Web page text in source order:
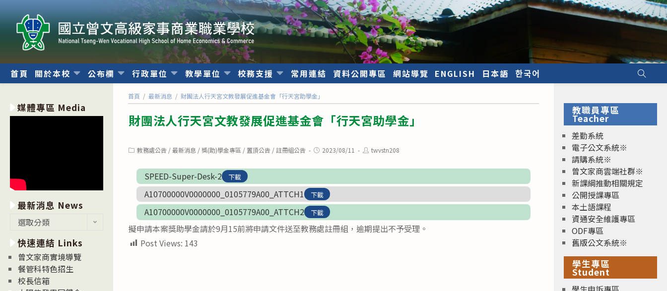
轉
內
首頁 關於本校 公布欄 行政單位 教學單位 校務支援 常用連結 資料公開專區 網站導覽 ENGLISH 日本語 한국어
首頁 / 最新消息 / 財團法人行天宮文教發展促進基金會「行天宮助學金」
財團法人行天宮文教發展促進基金會「行天宮助學金」
Post教務處公告 / 最新消息 / 獎(助)學金專區 / 置頂公告 / 註冊組公告
Post2023/08/11
Posttwvstn208
SPEED-Super-Desk-2 下載
A10700000V0000000_0105779A00_ATTCH1 下載
A10700000V0000000_0105779A00_ATTCH2 下載
擬申請本案獎助學金請於9月15前將申請文件送至教務處註冊組，逾期提出不予受理。
Post Views: 143
媒體專區 Media
最新消息 News
消
息
News
選取分類
快速連結 Links
曾文家商實境導覽
餐管科特色招生
校長信箱
教職員專區
Teacher
差勤系統
電子公文系統※
請購系統※
曾文家商雲端社群※
新課綱推動相關規定
公開授課專區
本土語課程
資通安全維護專區
ODF專區
舊版公文系統※
學生專區
Student